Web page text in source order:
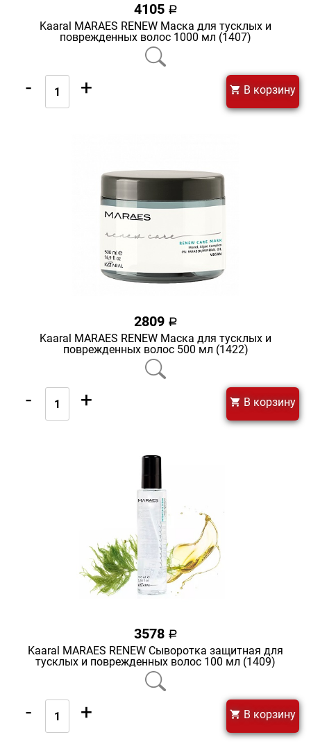
4105 a
Kaaral MARAES RENEW Маска для тусклых и
поврежденных волос 1000 мл (1407)
- + В корзину
2809 a
Kaaral MARAES RENEW Маска для тусклых и
поврежденных волос 500 мл (1422)
- + В корзину
3578 a
Kaaral MARAES RENEW Сыворотка защитная для
тусклых и поврежденных волос 100 мл (1409)
- + В корзину